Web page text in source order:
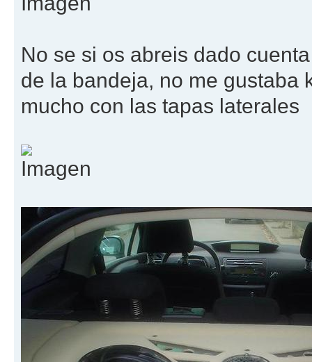
No se si os abreis dado
de la bandeja, no me gustaba
mucho con las tapas laterales